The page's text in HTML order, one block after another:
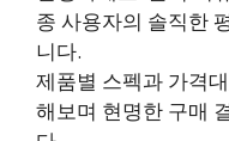
종 사용자의 솔직한
니다.
제품별 스펙과 가격
해보며 현명한 구매